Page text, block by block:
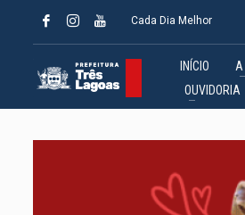
Cada Dia Melhor
INÍCIO A
OUVIDORIA